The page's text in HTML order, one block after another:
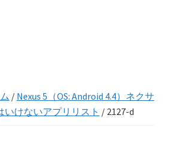
/ Nexus 5（OS: Android 4.4）ネクサ
いけないアプリリスト / 2127-d